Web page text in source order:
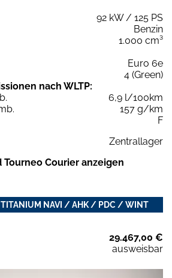
92 kW / 125 PS
Benzin
1.000 cm³
Euro 6e
4 (Green)
nach WLTP:
6,9 l/100km
157 g/km
F
Zentrallager
Tourneo Courier anzeigen
TITANIUM NAVI / AHK / PDC / WINT
29.467,00 €
ausweisbar